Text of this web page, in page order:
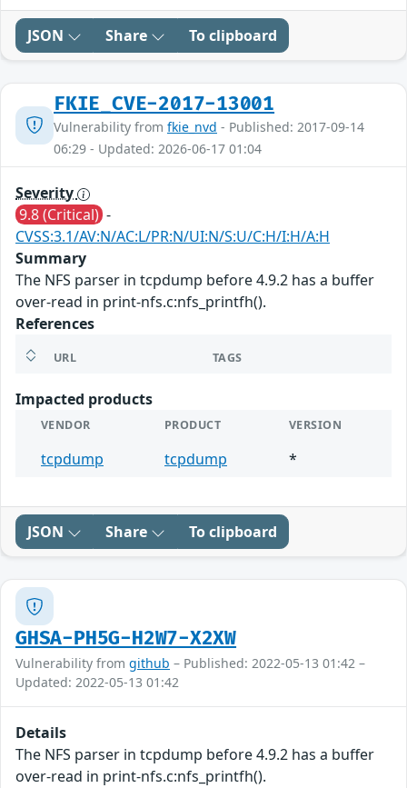
JSON Share To clipboard
FKIE_CVE-2017-13001
Vulnerability from fkie_nvd - Published: 2017-09-14
06:29 - Updated: 2026-06-17 01:04
Severity
9.8 (Critical) -
CVSS:3.1/AV:N/AC:L/PR:N/UI:N/S:U/C:H/I:H/A:H
Summary
The NFS parser in tcpdump before 4.9.2 has a buffer
over-read in print-nfs.c:nfs_printfh().
References
URL TAGS
Impacted products
VENDOR PRODUCT VERSION
tcpdump tcpdump *
JSON Share To clipboard
GHSA-PH5G-H2W7-X2XW
Vulnerability from github – Published: 2022-05-13 01:42 –
Updated: 2022-05-13 01:42
Details
The NFS parser in tcpdump before 4.9.2 has a buffer
over-read in print-nfs.c:nfs_printfh().